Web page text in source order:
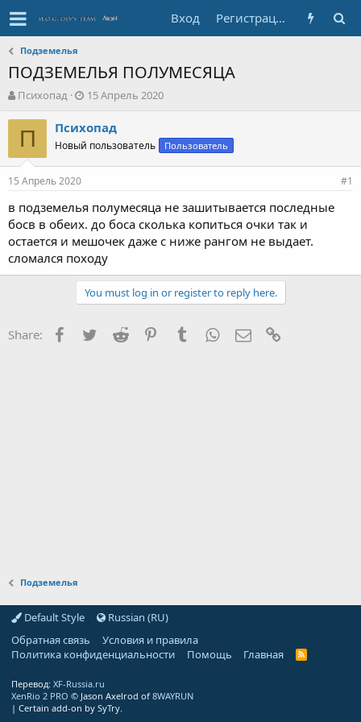
Вход Регистрация
Подземелья
ПОДЗЕМЕЛЬЯ ПОЛУМЕСЯЦА
А
т
о
т
е
ы
Психопад
Д
т
с
о
а
н
и
я
15 Апрель 2020
П Психопад
Новый пользователь Пользователь
15 Апрель 2020 #1
в подземелья полумесяца не зашитывается последные
босв в обеих. до боса сколька копиться очки так и
остается и мешочек даже с ниже рангом не выдает.
сломался походу
You must log in or register to reply here.
Share: Facebook
TwitterReddit PinterestTumblrWhatsApp
E-mail
Подземелья
Default Style
Russian (RU)
Обратная связь
Условия и правила
Политика конфиденциальности
Помощь Главная
R
Перевод: XF-Russia.ru
XenRio 2 PRO © Jason Axelrod of 8WAYRUN
| Certain add-on by SyTry.